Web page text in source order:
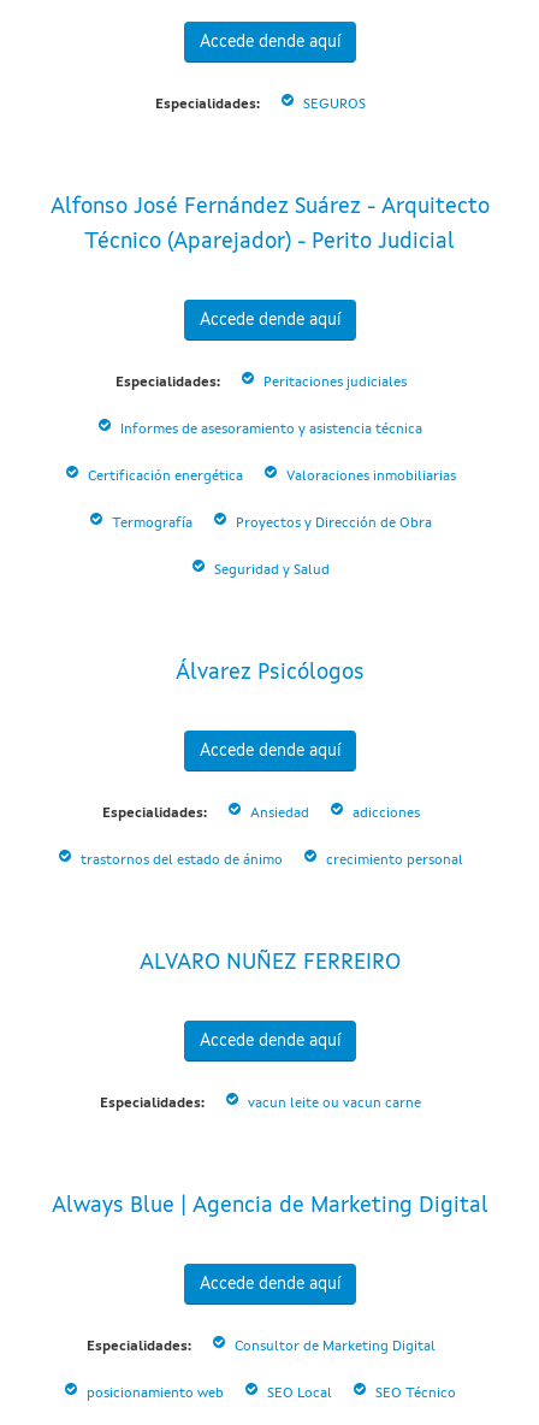
Accede dende aquí
Especialidades: SEGUROS
Alfonso José Fernández Suárez - Arquitecto
Técnico (Aparejador) - Perito Judicial
Accede dende aquí
Especialidades: Peritaciones judiciales
Informes de asesoramiento y asistencia técnica
Certificación energética Valoraciones inmobiliarias
Termografía Proyectos y Dirección de Obra
Seguridad y Salud
Álvarez Psicólogos
Accede dende aquí
Especialidades: Ansiedad adicciones
trastornos del estado de ánimo crecimiento personal
ALVARO NUÑEZ FERREIRO
Accede dende aquí
Especialidades: vacun leite ou vacun carne
Always Blue | Agencia de Marketing Digital
Accede dende aquí
Especialidades: Consultor de Marketing Digital
posicionamiento web SEO Local SEO Técnico